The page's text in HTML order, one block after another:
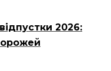
2026: